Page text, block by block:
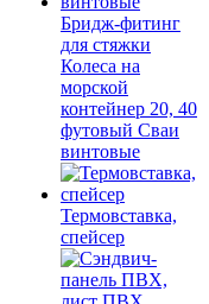
Бридж-фитинг
для стяжки
Колеса на
морской
контейнер 20, 40
футовый Сваи
винтовые
Термовставка,
спейсер